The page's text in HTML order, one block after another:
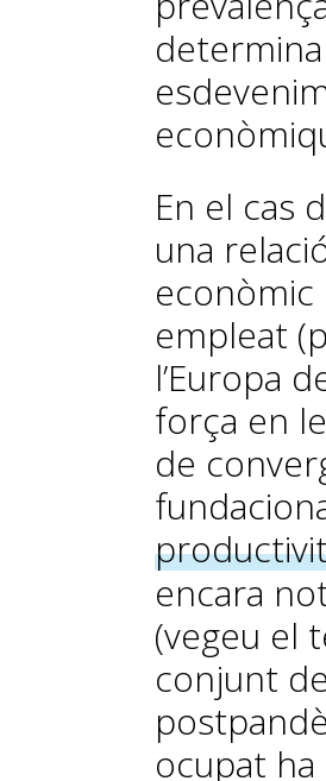
En el cas
una
econòmic
empleat
l’Europa
força en
de
encara
(vegeu el
conjunt
ocupat